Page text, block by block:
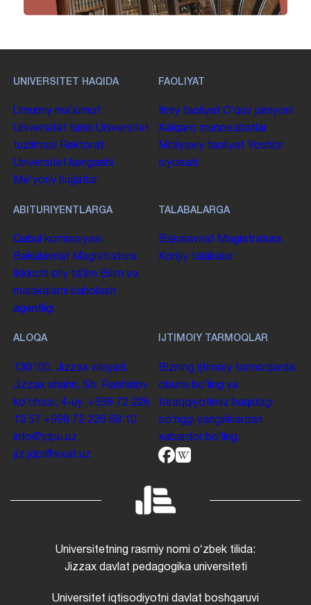
UNIVERSITET HAQIDA
Umumiy maʼlumot
Universitet tarixi Universitet
tuzilmasi
Rektorat
Universitet kengashi
Me'yoriy hujjatlar
FAOLIYAT
Ilmiy faoliyat Oʻquv jarayoni
Xalqaro munosabatlar
Moliyaviy faoliyat Yoshlar
siyosati
ABITURIYENTLARGA
Qabul komissiyasi
Bakalavriat Magistratura
Ikkinchi oliy taʼlim Bilim va
malakalarni baholash
agentligi
TALABALARGA
Bakalavriat Magistratura
Xorijiy talabalar
ALOQA
130100. Jizzax viloyati,
Jizzax shahri, Sh. Rashidov
koʻchasi, 4-uy. +998 72 226
13 57 +998 72 226 68 10
info@jdpu.uz
jiz.jdpi@exat.uz
IJTIMOIY TARMOQLAR
Bizning ijtimoiy tarmoqlarda
obuna boʻling va
taraqqiyotimiz haqidagi
soʻnggi yangiliklardan
xabardor boʻling.
Universitetning rasmiy nomi oʻzbek tilida:
Jizzax davlat pedagogika universiteti
Universitet iqtisodiyotni davlat boshqaruvi